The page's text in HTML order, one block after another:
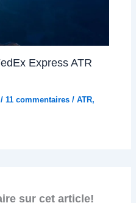
Express ATR
/11 commentaires /ATR,
sur cet article!